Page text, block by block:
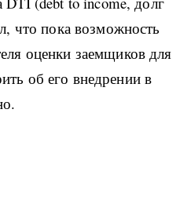
что пока возможность
оценки заемщиков для
об его внедрении в